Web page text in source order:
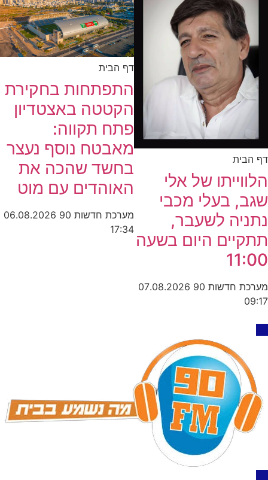
דף הבית
הלווייתו של אלי
שגב, בעלי מכבי
נתניה לשעבר,
תתקיים היום בשעה
11:00
מערכת חדשות 90
07.08.2026
09:17
דף הבית
התפתחות בחקירת
הקטטה באצטדיון
פתח תקווה:
מאבטח נוסף נעצר
בחשד שהכה את
האוהדים עם מוט
מערכת חדשות 90
06.08.2026
17:34